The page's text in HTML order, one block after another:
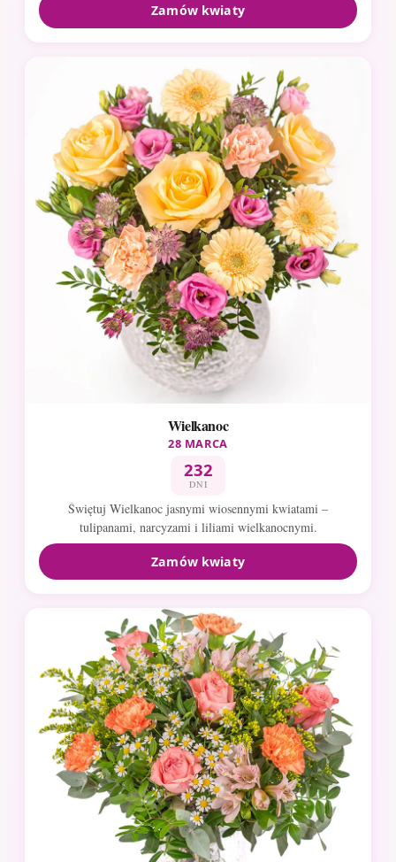
Zamów kwiaty
Wielkanoc
28 MARCA
232
DNI
Świętuj Wielkanoc jasnymi wiosennymi kwiatami –
tulipanami, narcyzami i liliami wielkanocnymi.
Zamów kwiaty